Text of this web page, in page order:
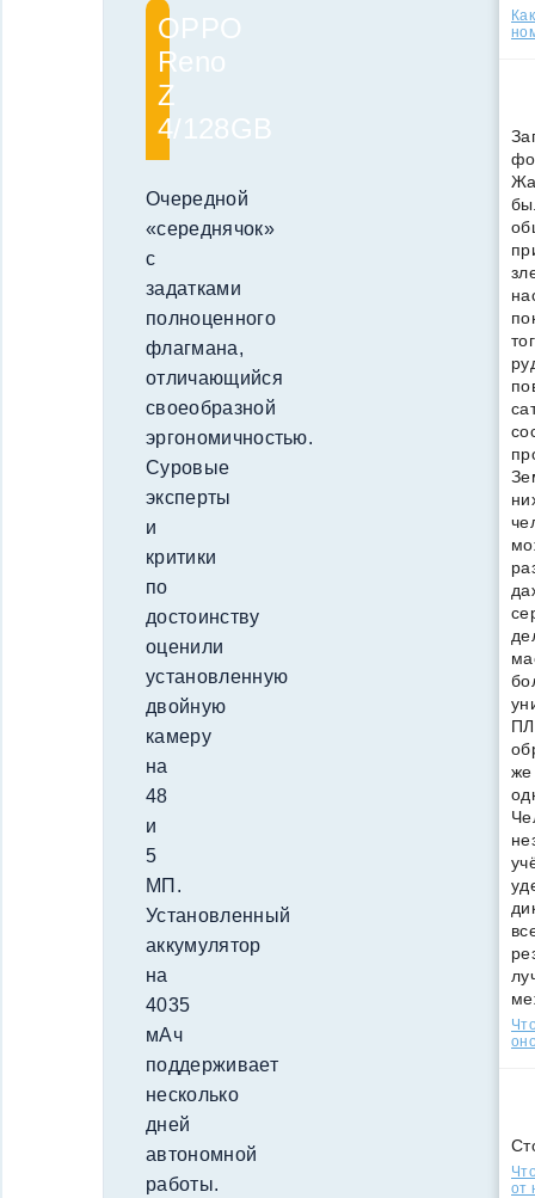
OPPO
Reno
Z
4/128GB
Очередной
«середнячок»
с
задатками
полноценного
флагмана,
отличающийся
своеобразной
эргономичностью.
Суровые
эксперты
и
критики
по
достоинству
оценили
установленную
двойную
камеру
на
48
и
5
МП.
Установленный
аккумулятор
на
4035
мАч
поддерживает
несколько
дней
автономной
работы.
же
от